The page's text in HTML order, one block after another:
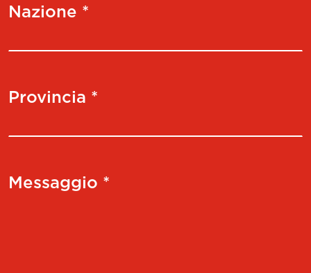
Nazione *
Provincia *
Messaggio *